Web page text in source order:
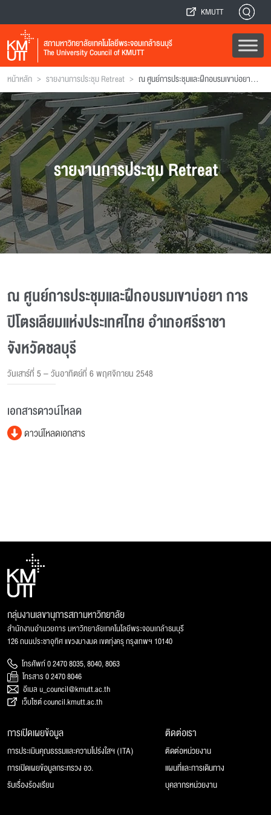
KMUTT
สภามหาวิทยาลัยเทคโนโลยีพระจอมเกล้าธนบุรี
The University Council of KMUTT
หน้าหลัก > รายงานการประชุม Retreat > ณ ศูนย์การประชุมและฝึกอบรมเขาบ่อยา การปิโตรเลียมแห่งประเทศไทย อำเภอศรีราชา จังหวัดชลบุรี
รายงานการประชุม Retreat
ณ ศูนย์การประชุมและฝึกอบรมเขาบ่อยา การ
ปิโตรเลียมแห่งประเทศไทย อำเภอศรีราชา
จังหวัดชลบุรี
วันเสาร์ที่ 5 – วันอาทิตย์ที่ 6 พฤศจิกายน 2548
เอกสารดาวน์โหลด
ดาวน์โหลดเอกสาร
กลุ่มงานเลขานุการสภามหาวิทยาลัย
สำนักงานอำนวยการ มหาวิทยาลัยเทคโนโลยีพระจอมเกล้าธนบุรี
126 ถนนประชาอุทิศ แขวงบางมด เขตทุ่งครุ กรุงเทพฯ 10140
โทรศัพท์ 0 2470 8035, 8040, 8063
โทรสาร 0 2470 8046
อีเมล u_council@kmutt.ac.th
เว็บไซต์ council.kmutt.ac.th
การเปิดเผยข้อมูล
การประเมินคุณธรรมและความโปร่งใสฯ (ITA)
การเปิดเผยข้อมูลกระทรวง อว.
รับเรื่องร้องเรียน
ติดต่อเรา
ติดต่อหน่วยงาน
แผนที่และการเดินทาง
บุคลากรหน่วยงาน